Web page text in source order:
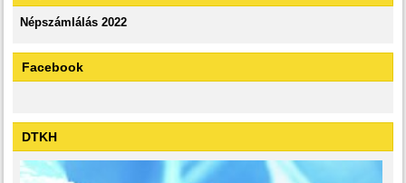
Népszámlálás 2022
Facebook
DTKH